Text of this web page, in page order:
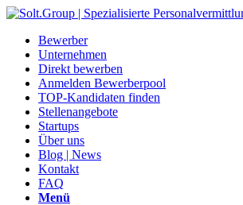
Bewerber
Unternehmen
Direkt bewerben
Anmelden Bewerberpool
TOP-Kandidaten finden
Stellenangebote
Startups
Über uns
Blog | News
Kontakt
FAQ
Menü